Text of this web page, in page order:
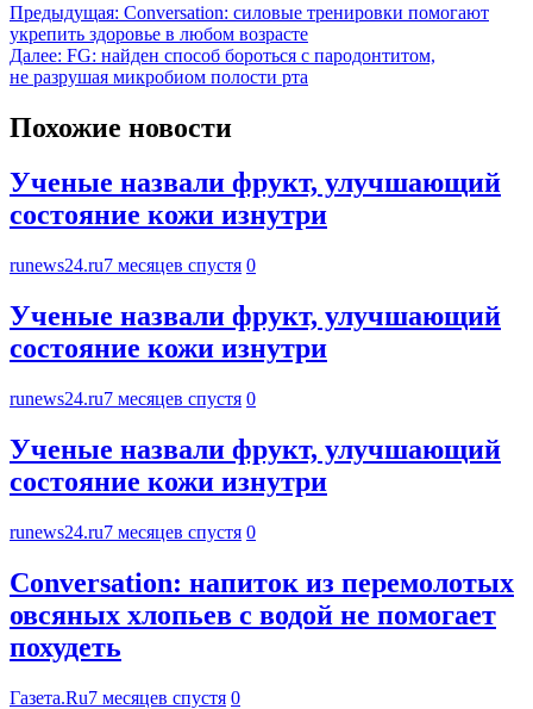
Предыдущая: Conversation: силовые тренировки помогают
укрепить здоровье в любом возрасте
Далее: FG: найден способ бороться с пародонтитом,
не разрушая микробиом полости рта
Похожие новости
Ученые назвали фрукт, улучшающий
состояние кожи изнутри
runews24.ru7 месяцев спустя 0
Ученые назвали фрукт, улучшающий
состояние кожи изнутри
runews24.ru7 месяцев спустя 0
Ученые назвали фрукт, улучшающий
состояние кожи изнутри
runews24.ru7 месяцев спустя 0
Conversation: напиток из перемолотых
овсяных хлопьев с водой не помогает
похудеть
Газета.Ru7 месяцев спустя 0